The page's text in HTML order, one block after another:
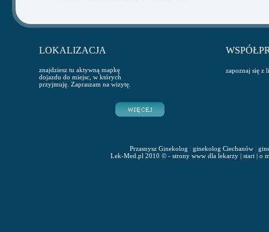
LOKALIZACJA
znajdziesz tu aktywną mapkę
dojazdu do miejsc, w których
przyjmuję. Zapraszam na wizytę.
zapoznaj się z
Przasnysz Ginekolog | ginekolog Ciechanów|
Lek-Med.pl 2010 © - strony www dla lekarzy| start| o